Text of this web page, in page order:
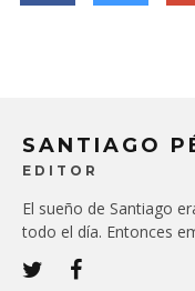
SANTIAGO
EDITOR
El sueño de Santiago
todo el día. Entonces